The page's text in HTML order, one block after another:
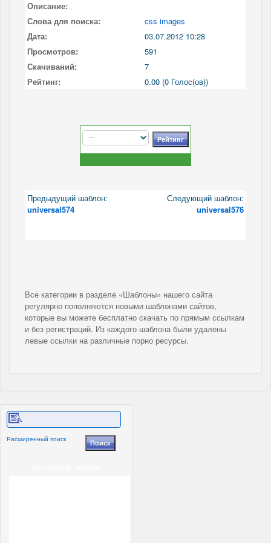
Описание:
Слова для поиска:
css images
Дата:
03.07.2012 10:28
Просмотров:
591
Скачиваний:
7
Рейтинг:
0.00 (0 Голос(ов))
Предыдущий шаблон:
universal574
Следующий шаблон:
universal576
Все категории в разделе «Шаблоны» нашего сайта
регулярно пополняются новыми шаблонами сайтов,
которые вы можете бесплатно скачать по прямым ссылкам
и без регистраций. Из каждого шаблона были удалены
левые ссылки на различные порно ресурсы.
Расширенный поиск